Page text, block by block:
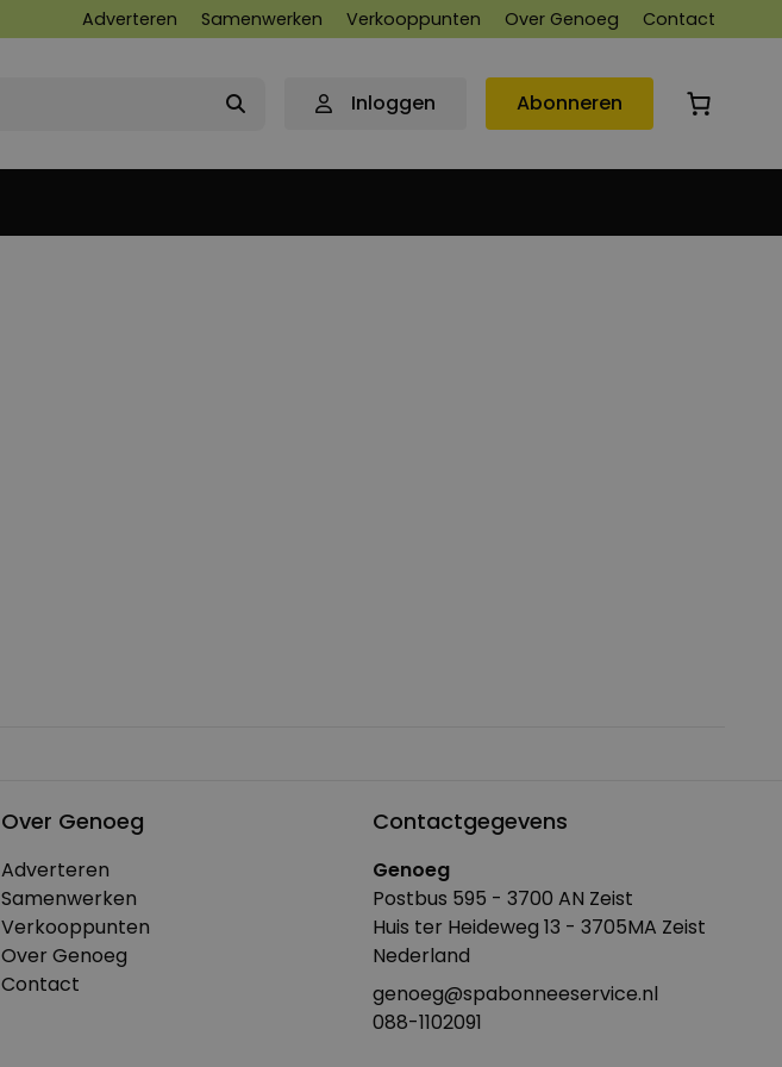
Adverteren Samenwerken Verkooppunten Over Genoeg Contact
Inloggen Abonneren
Over Genoeg
Adverteren
Samenwerken
Verkooppunten
Over Genoeg
Contact
Contactgegevens
Genoeg
Postbus 595 - 3700 AN Zeist
Huis ter Heideweg 13 - 3705MA Zeist
Nederland
genoeg@spabonneeservice.nl
088-1102091